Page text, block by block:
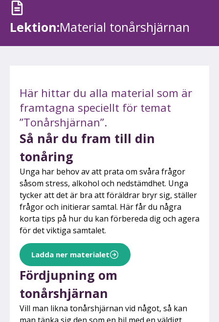
Lektion:Material tonårshjärnan
Här hittar du alla material som är
framtagna speciellt för temat
”Tonårshjärnan”.
Så når du fram till din
tonåring
Unga har behov av att prata om svåra frågor
såsom stress, alkohol och nedstämdhet. Unga
tycker att det är bra att föräldrar bryr sig, ställer
frågor och initierar samtal. Här får du några
korta tips på hur du kan förbereda dig och agera
för det viktiga samtalet.
Ladda ner materialet
Fördjupning om
tonårshjärnan
Vill man likna tonårshjärnan vid något, så kan